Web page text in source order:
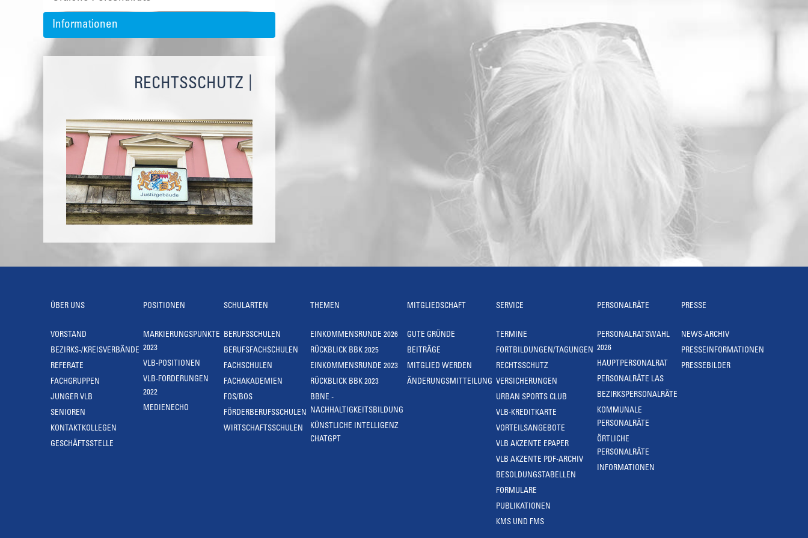
Informationen
RECHTSSCHUTZ
ÜBER UNS
VORSTAND
BEZIRKS-/KREISVERBÄNDE
REFERATE
FACHGRUPPEN
JUNGER VLB
SENIOREN
KONTAKTKOLLEGEN
GESCHÄFTSSTELLE
POSITIONEN
MARKIERUNGSPUNKTE
2023
VLB-POSITIONEN
VLB-FORDERUNGEN
2022
MEDIENECHO
SCHULARTEN
BERUFSSCHULEN
BERUFSFACHSCHULEN
FACHSCHULEN
FACHAKADEMIEN
FOS/BOS
FÖRDERBERUFSSCHULEN
WIRTSCHAFTSSCHULEN
THEMEN
EINKOMMENSRUNDE 2026
RÜCKBLICK BBK 2025
EINKOMMENSRUNDE 2023
RÜCKBLICK BBK 2023
BBNE -
NACHHALTIGKEITSBILDUNG
KÜNSTLICHE INTELLIGENZ
CHATGPT
MITGLIEDSCHAFT
GUTE GRÜNDE
BEITRÄGE
MITGLIED WERDEN
ÄNDERUNGSMITTEILUNG
SERVICE
TERMINE
FORTBILDUNGEN/TAGUNGEN
RECHTSSCHUTZ
VERSICHERUNGEN
URBAN SPORTS CLUB
VLB-KREDITKARTE
VORTEILSANGEBOTE
VLB AKZENTE EPAPER
VLB AKZENTE PDF-ARCHIV
BESOLDUNGSTABELLEN
FORMULARE
PUBLIKATIONEN
KMS UND FMS
PERSONALRÄTE
PERSONALRATSWAHL
2026
HAUPTPERSONALRAT
PERSONALRÄTE LAS
BEZIRKSPERSONALRÄTE
KOMMUNALE
PERSONALRÄTE
ÖRTLICHE
PERSONALRÄTE
INFORMATIONEN
PRESSE
NEWS-ARCHIV
PRESSEINFORMATIONEN
PRESSEBILDER